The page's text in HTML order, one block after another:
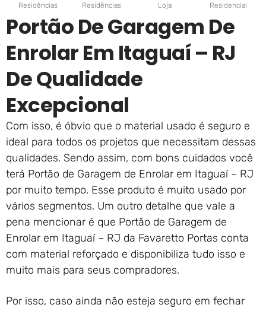
Residências
Residências
Loja
Residencial
Portão De Garagem De
Enrolar Em Itaguaí – RJ
De Qualidade
Excepcional
Com isso, é óbvio que o material usado é seguro e
ideal para todos os projetos que necessitam dessas
qualidades. Sendo assim, com bons cuidados você
terá Portão de Garagem de Enrolar em Itaguaí – RJ
por muito tempo. Esse produto é muito usado por
vários segmentos. Um outro detalhe que vale a
pena mencionar é que Portão de Garagem de
Enrolar em Itaguaí – RJ da Favaretto Portas conta
com material reforçado e disponibiliza tudo isso e
muito mais para seus compradores.
Por isso, caso ainda não esteja seguro em fechar